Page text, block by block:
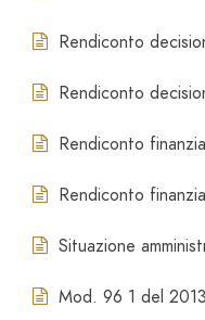
Rendiconto
Rendiconto
Rendiconto
Rendiconto
Situazione
Mod. 96 1 del 2013